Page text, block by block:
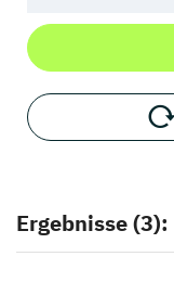
Ergebnisse (3):